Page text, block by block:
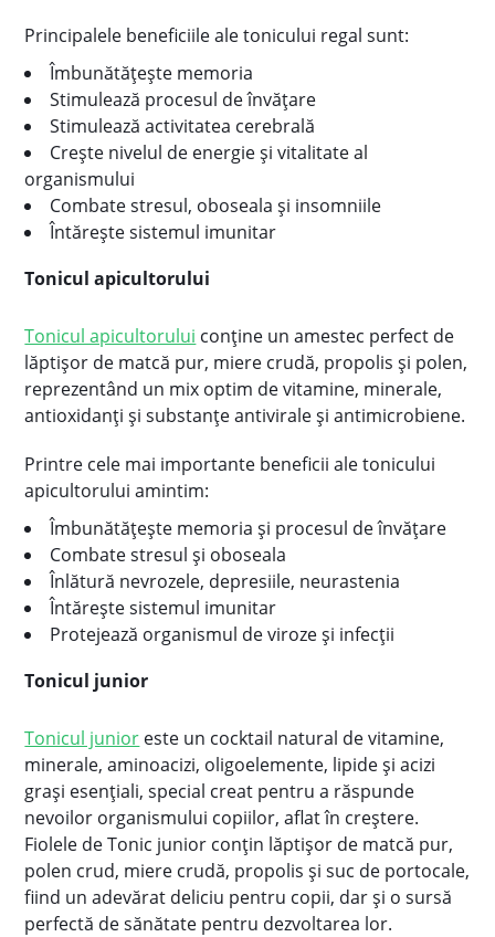
Principalele beneficiile ale tonicului regal sunt:
Îmbunătățește memoria
Stimulează procesul de învățare
Stimulează activitatea cerebrală
Crește nivelul de energie și vitalitate al
organismului
Combate stresul, oboseala și insomniile
Întărește sistemul imunitar
Tonicul apicultorului
Tonicul apicultorului conține un amestec perfect de
lăptișor de matcă pur, miere crudă, propolis și polen,
reprezentând un mix optim de vitamine, minerale,
antioxidanți și substanțe antivirale și antimicrobiene.
Printre cele mai importante beneficii ale tonicului
apicultorului amintim:
Îmbunătățește memoria și procesul de învățare
Combate stresul și oboseala
Înlătură nevrozele, depresiile, neurastenia
Întărește sistemul imunitar
Protejează organismul de viroze și infecții
Tonicul junior
Tonicul junior este un cocktail natural de vitamine,
minerale, aminoacizi, oligoelemente, lipide și acizi
grași esențiali, special creat pentru a răspunde
nevoilor organismului copiilor, aflat în creștere.
Fiolele de Tonic junior conţin lăptișor de matcă pur,
polen crud, miere crudă, propolis și suc de portocale,
fiind un adevărat deliciu pentru copii, dar și o sursă
perfectă de sănătate pentru dezvoltarea lor.